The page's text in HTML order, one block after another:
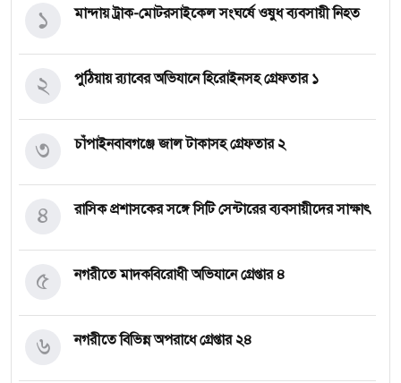
মান্দায় ট্রাক-মোটরসাইকেল সংঘর্ষে ওষুধ ব্যবসায়ী নিহত
১
পুঠিয়ায় র‍্যাবের অভিযানে হিরোইনসহ গ্রেফতার ১
২
চাঁপাইনবাবগঞ্জে জাল টাকাসহ গ্রেফতার ২
৩
রাসিক প্রশাসকের সঙ্গে সিটি সেন্টারের ব্যবসায়ীদের সাক্ষাৎ
৪
নগরীতে মাদকবিরোধী অভিযানে গ্রেপ্তার ৪
৫
নগরীতে বিভিন্ন অপরাধে গ্রেপ্তার ২৪
৬